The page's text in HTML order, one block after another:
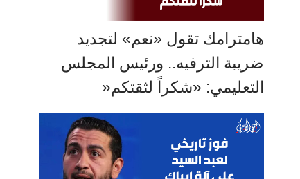
هامترامك تقول «نعم» لتجديد
ضريبة الترفيه.. ورئيس المجلس
التعليمي: «شكراً لثقتكم«